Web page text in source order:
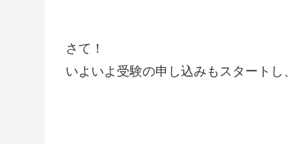
さて！
いよいよ受験の申し込みもスタートし